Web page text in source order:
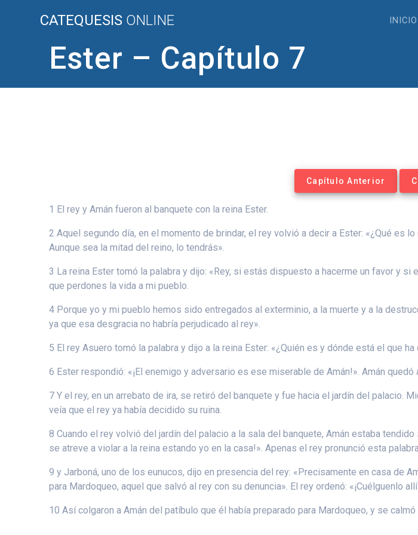
CATEQUESIS ONLINE INICIO
Ester – Capítulo 7
Capítulo Anterior
1 El rey y Amán fueron al banquete con la reina Ester.
2 Aquel segundo día, en el momento de brindar, el rey volvió a decir a Ester: «¿Qué es
Aunque sea la mitad del reino, lo tendrás».
3 La reina Ester tomó la palabra y dijo: «Rey, si estás dispuesto a hacerme un favor y
que perdones la vida a mi pueblo.
4 Porque yo y mi pueblo hemos sido entregados al exterminio, a la muerte y a la
ya que esa desgracia no habría perjudicado al rey».
5 El rey Asuero tomó la palabra y dijo a la reina Ester: «¿Quién es y dónde está el que
6 Ester respondió: «¡El enemigo y adversario es ese miserable de Amán!». Amán
7 Y el rey, en un arrebato de ira, se retiró del banquete y fue hacia el jardín del palacio.
veía que el rey ya había decidido su ruina.
8 Cuando el rey volvió del jardín del palacio a la sala del banquete, Amán estaba
se atreve a violar a la reina estando yo en la casa!». Apenas el rey pronunció esta
9 y Jarboná, uno de los eunucos, dijo en presencia del rey: «Precisamente en casa de
para Mardoqueo, aquel que salvó al rey con su denuncia». El rey ordenó: «¡Cuélguenlo
10 Así colgaron a Amán del patíbulo que él había preparado para Mardoqueo, y se calmó